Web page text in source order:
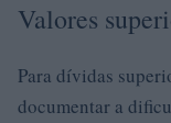
Valores
Para dívidas
documentar a